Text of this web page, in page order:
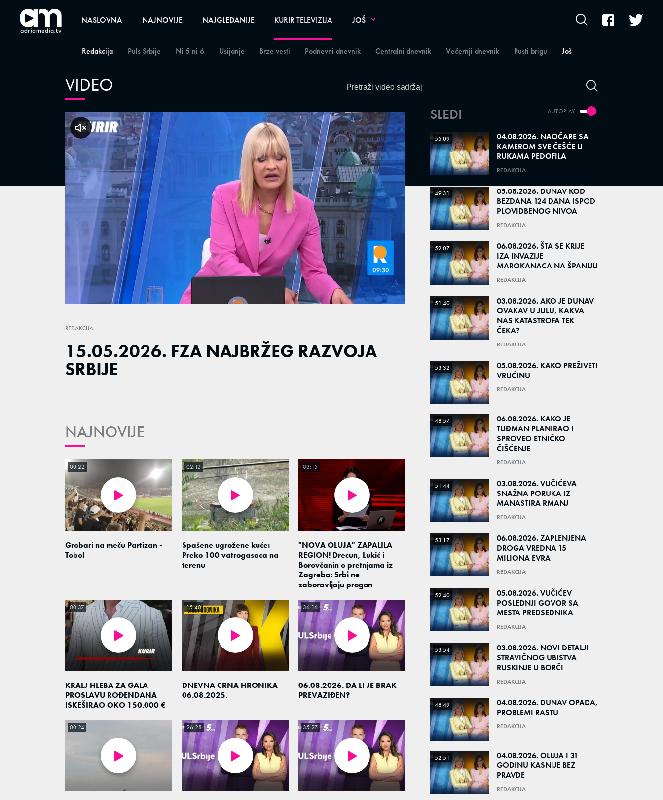
NASLOVNA NAJNOVIJE NAJGLEDANIJE KURIR TELEVIZIJA
Redakcija Puls Srbije Ni 5 ni 6 Usijanje Brze vesti Podnevni dnevnik Centralni dnevnik Večernji dnevnik Pusti brigu Još
JOŠ
VIDEO
Unmute
klikni za zvuk
REDAKCIJA
15.05.2026. FZA NAJBRŽEG RAZVOJA
SRBIJE
NAJNOVIJE
Grobari na meču Partizan -
Tobol
00:22
Spašene ugrožene kuće:
Preko 100 vatrogasaca na
terenu
02:12
"NOVA OLUJA" ZAPALILA
REGION! Drecun, Lukić i
Borovčanin o pretnjama iz
Zagreba: Srbi ne
zaboravljaju progon
03:15
KRALJ HLEBA ZA GALA
PROSLAVU ROĐENDANA
ISKEŠIRAO OKO 150.000 €
00:37
DNEVNA CRNA HRONIKA
06.08.2025.
15:40
06.08.2026. DA LI JE BRAK
PREVAZIĐEN?
36:16
00:24 26:28 35:27
AUTOPLAY
SLEDI
55:09
04.08.2026. NAOČARE SA
KAMEROM SVE ČEŠĆE U
RUKAMA PEDOFILA
REDAKCIJA
49:31
05.08.2026. DUNAV KOD
BEZDANA 124 DANA ISPOD
PLOVIDBENOG NIVOA
REDAKCIJA
52:07
06.08.2026. ŠTA SE KRIJE
IZA INVAZIJE
MAROKANACA NA ŠPANIJU
REDAKCIJA
51:40
03.08.2026. AKO JE DUNAV
OVAKAV U JULU, KAKVA
NAS KATASTROFA TEK
ČEKA?
REDAKCIJA
53:32
05.08.2026. KAKO PREŽIVETI
VRUĆINU
REDAKCIJA
48:57
06.08.2026. KAKO JE
TUĐMAN PLANIRAO I
SPROVEO ETNIČKO
ČIŠĆENJE
REDAKCIJA
51:44
03.08.2026. VUČIĆEVA
SNAŽNA PORUKA IZ
MANASTIRA RMANJ
REDAKCIJA
53:17
06.08.2026. ZAPLENJENA
DROGA VREDNA 15
MILIONA EVRA
REDAKCIJA
52:40
05.08.2026. VUČIĆEV
POSLEDNJI GOVOR SA
MESTA PREDSEDNIKA
REDAKCIJA
53:54
03.08.2026. NOVI DETALJI
STRAVIČNOG UBISTVA
RUSKINJE U BORČI
REDAKCIJA
48:49
04.08.2026. DUNAV OPADA,
PROBLEMI RASTU
REDAKCIJA
52:51
04.08.2026. OLUJA I 31
GODINU KASNIJE BEZ
PRAVDE
REDAKCIJA